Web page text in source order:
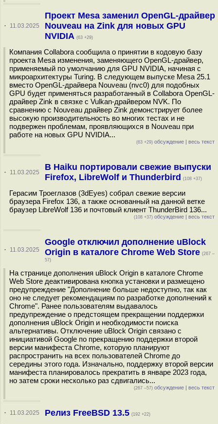
· 11.03.2025
Проект Mesa заменил OpenGL-драйвер
Nouveau на Zink для новых GPU
NVIDIA (63 +29)
Компания Сollabora сообщила о принятии в кодовую базу
проекта Mesa изменения, заменяющего OpenGL-драйвер,
применяемый по умолчанию для GPU NVIDIA, начиная с
микроархитектуры Turing. В следующем выпуске Mesa 25.1
вместо OpenGL-драйвера Nouveau (nvc0) для подобных
GPU будет применяться разработанный в Сollabora OpenGL-
драйвер Zink в связке с Vulkan-драйвером NVK. По
сравнению с Nouveau драйвер Zink демонстрирует более
высокую производительность во многих тестах и не
подвержен проблемам, проявляющихся в Nouveau при
работе на новых GPU NVIDIA...
(63 +29) обсуждение | весь текст
· 11.03.2025
В Haiku портировали свежие выпуски
Firefox, LibreWolf и Thunderbird
(108 +37)
Герасим Троеглазов (3dEyes) собрал свежие версии
браузера Firefox 136, а также основанный на данной ветке
браузер LibreWolf 136 и почтовый клиент ThunderBird 136...
(108 +37) обсуждение | весь текст
· 11.03.2025
Google отключил дополнение uBlock
Origin в каталоге Chrome Web Store (267 –
57)
На странице дополнения uBlock Origin в каталоге Chrome
Web Store деактивирована кнопка установки и размещено
предупреждение "Дополнение больше недоступно, так как
оно не следует рекомендациям по разработке дополнений к
Chrome". Ранее пользователям выдавалось
предупреждение о предстоящем прекращении поддержки
дополнения uBlock Origin и необходимости поиска
альтернативы. Отключение uBlock Origin связано с
инициативой Google по прекращению поддержки второй
версии манифеста Chrome, которую планируют
распространить на всех пользователей Chrome до
середины этого года. Изначально, поддержку второй версии
манифеста планировалось прекратить в январе 2023 года,
но затем сроки несколько раз сдвигались...
(267 –57) обсуждение | весь текст
· 11.03.2025 Релиз FreeBSD 13.5 (192 +22)